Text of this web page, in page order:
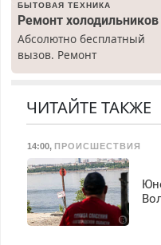
Ежемесячно
выплачивается денежная
премия. Возможно
бесплатное обучение,
получение документов,
транспортной
безопасности с з/п до
БЫТОВАЯ ТЕХНИКА
Ремонт холодильников
Абсолютно бесплатный
вызов. Ремонт
холодильников всех
гарантией. Все р-ны.
40%. Мастер со стажем.
ЧИТАЙТЕ ТАКЖЕ
14:00, ПРОИСШЕСТВИЯ